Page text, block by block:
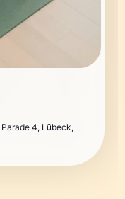
Parade 4, Lübeck,